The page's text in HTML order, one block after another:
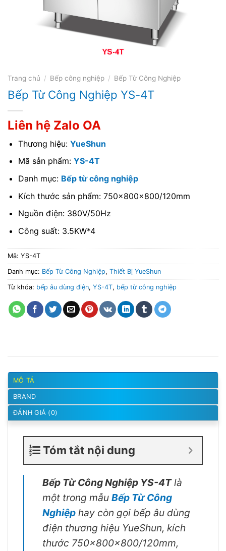
Trang chủ / Bếp công nghiệp / Bếp Từ Công Nghiệp
Bếp Từ Công Nghiệp YS-4T
Liên hệ Zalo OA
Thương hiệu: YueShun
Mã sản phẩm: YS-4T
Danh mục: Bếp từ công nghiệp
Kích thước sản phẩm: 750x800x800/120mm
Nguồn điện: 380V/50Hz
Công suất: 3.5KW*4
Mã: YS-4T
Danh mục: Bếp Từ Công Nghiệp, Thiết Bị YueShun
Từ khóa: bếp âu dùng điện, YS-4T, bếp từ công nghiệp
MÔ TẢ
BRAND
ĐÁNH GIÁ (0)
Tóm tắt nội dung
Bếp Từ Công Nghiệp YS-4Tlà
một trong mẫu Bếp Từ Công
Nghiệp hay còn gọi bếp âu dùng
điện thương hiệu YueShun, kích
thước 750x800x800/120mm,